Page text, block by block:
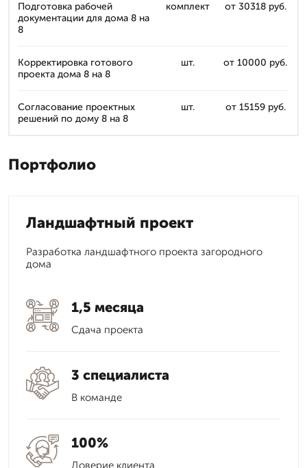
Подготовка рабочей
документации для дома 8 на
8
комплект от 30318 руб.
Корректировка готового
проекта дома 8 на 8
шт. от 10000 руб.
Согласование проектных
решений по дому 8 на 8
шт. от 15159 руб.
Портфолио
Ландшафтный проект
Разработка ландшафтного проекта загородного
дома
1,5 месяца
Сдача проекта
3 специалиста
В команде
100%
Доверие клиента